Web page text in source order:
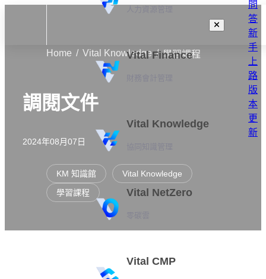
Vital Finance
Vital Knowledge
Vital NetZero
Vital CMP
問
答
新
手
上
路
版
本
更
新
Home Vital Knowledge 學習課程
調閱文件
2024年08月07日
KM 知識館
Vital Knowledge
學習課程